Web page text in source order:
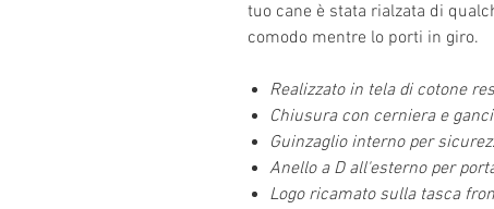
tuo cane è stata rialzata di
comodo mentre lo porti in giro.
Realizzato in tela di cotone
Chiusura con cerniera e
Guinzaglio interno per
Anello a D all'esterno per
Logo ricamato sulla tasca